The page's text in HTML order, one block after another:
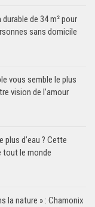
de 34 m² pour
sans domicile
vous semble le plus
vision de l’amour
plus d’eau ? Cette
tout le monde
la nature » : Chamonix